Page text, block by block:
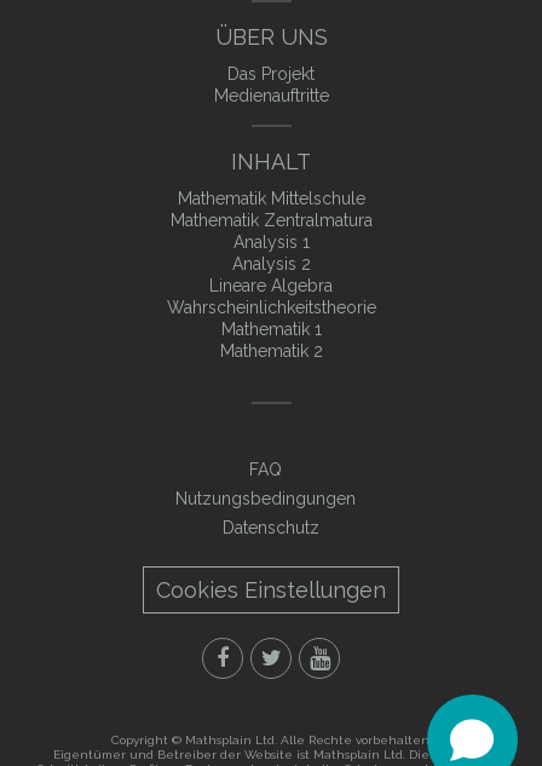
ÜBER UNS
Das Projekt
Medienauftritte
INHALT
Mathematik Mittelschule
Mathematik Zentralmatura
Analysis 1
Analysis 2
Lineare Algebra
Wahrscheinlichkeitstheorie
Mathematik 1
Mathematik 2
FAQ
Nutzungsbedingungen
Datenschutz
Cookies Einstellungen
Copyright © Mathsplain Ltd. Alle Rechte vorbehalten.
Eigentümer und Betreiber der Website ist Mathsplain Ltd. Die visuellen